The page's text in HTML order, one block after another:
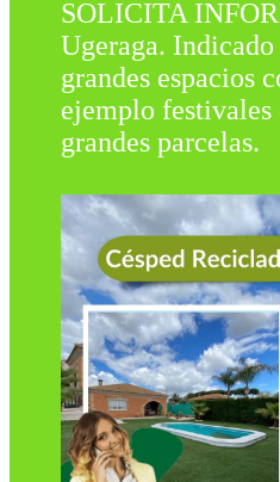
SOLICITA
Ugeraga.
grandes espacios
ejemplo festivales
grandes parcelas.